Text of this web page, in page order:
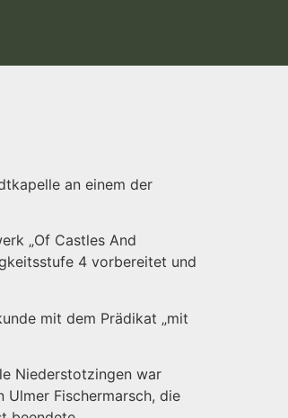
an einem der
„Of Castles And
4 vorbereitet und
mit dem Prädikat „mit
Niederstotzingen war
Ulmer Fischermarsch, die